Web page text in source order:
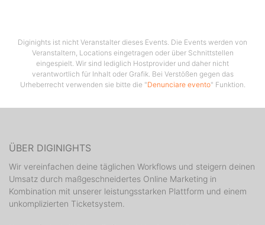
Diginights ist nicht Veranstalter dieses Events. Die Events werden von
Veranstaltern, Locations eingetragen oder über Schnittstellen
eingespielt. Wir sind lediglich Hostprovider und daher nicht
verantwortlich für Inhalt oder Grafik. Bei Verstößen gegen das
Urheberrecht verwenden sie bitte die "Denunciare evento" Funktion.
ÜBER DIGINIGHTS
Wir vereinfachen deine täglichen Workflows und steigern deinen
Umsatz durch maßgeschneidertes Online Marketing in
Kombination mit unserer leistungsstarken Plattform und einem
unkomplizierten Ticketsystem.